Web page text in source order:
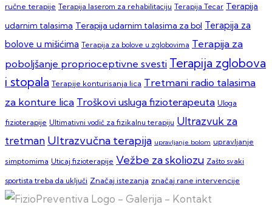
ručne terapije Terapija laserom za rehabilitaciju Terapija Tecar Terapija
udarnim talasima Terapija udarnim talasima za bol Terapija za
bolove u mišićima Terapija za bolove u zglobovima Terapija za
poboljšanje proprioceptivne svesti Terapija zglobova
i stopala Terapije konturisanja lica Tretmani radio talasima
za konture lica Troškovi usluga fizioterapeuta Uloga
fizioterapije Ultimativni vodič za fizikalnu terapiju Ultrazvuk za
tretman Ultrazvučna terapija upravljanje bolom upravljanje
simptomima Uticaj fizioterapije Vežbe za skoliozu Zašto svaki
sportista treba da uključi Značaj istezanja značaj rane intervencije